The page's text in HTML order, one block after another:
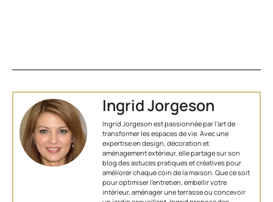
Ingrid Jorgeson
Ingrid Jorgeson est passionnée par l'art de
transformer les espaces de vie. Avec une
expertise en design, décoration et
aménagement extérieur, elle partage sur son
blog des astuces pratiques et créatives pour
améliorer chaque coin de la maison. Que ce soit
pour optimiser l’entretien, embellir votre
intérieur, aménager une terrasse ou concevoir